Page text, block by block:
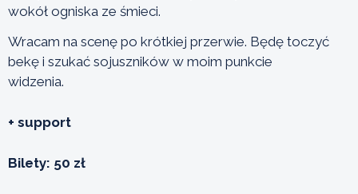
wokół ogniska ze śmieci.
Wracam na scenę po krótkiej przerwie. Będę toczyć
bekę i szukać sojuszników w moim punkcie
widzenia.
+ support
Bilety: 50 zł